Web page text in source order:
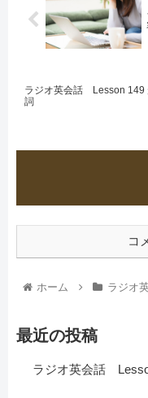
ラジオ英会話 Lesson 149
詞
コ
ホーム ラジオ
最近の投稿
ラジオ英会話